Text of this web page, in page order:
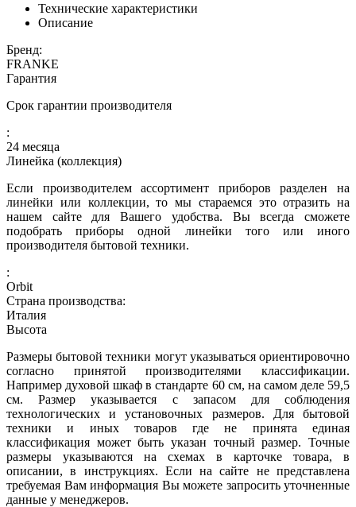
Технические характеристики
Описание
Бренд:
FRANKE
Гарантия
Срок гарантии производителя
:
24 месяца
Линейка (коллекция)
Если производителем ассортимент приборов разделен на
линейки или коллекции, то мы стараемся это отразить на
нашем сайте для Вашего удобства. Вы всегда сможете
подобрать приборы одной линейки того или иного
производителя бытовой техники.
:
Orbit
Страна производства:
Италия
Высота
Размеры бытовой техники могут указываться ориентировочно
согласно принятой производителями классификации.
Например духовой шкаф в стандарте 60 см, на самом деле 59,5
см. Размер указывается с запасом для соблюдения
технологических и установочных размеров. Для бытовой
техники и иных товаров где не принята единая
классификация может быть указан точный размер. Точные
размеры указываются на схемах в карточке товара, в
описании, в инструкциях. Если на сайте не представлена
требуемая Вам информация Вы можете запросить уточненные
данные у менеджеров.